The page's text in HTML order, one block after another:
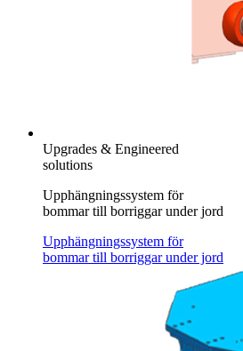
Upgrades & Engineered
solutions
Upphängningssystem för
bommar till borriggar under jord
Upphängningssystem för
bommar till borriggar under jord